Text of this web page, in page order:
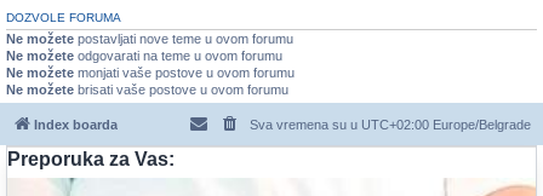
DOZVOLE FORUMA
Ne možete postavljati nove teme u ovom forumu
Ne možete odgovarati na teme u ovom forumu
Ne možete monjati vaše postove u ovom forumu
Ne možete brisati vaše postove u ovom forumu
Index boarda Sva vremena su u UTC+02:00 Europe/Belgrade
Preporuka za Vas: